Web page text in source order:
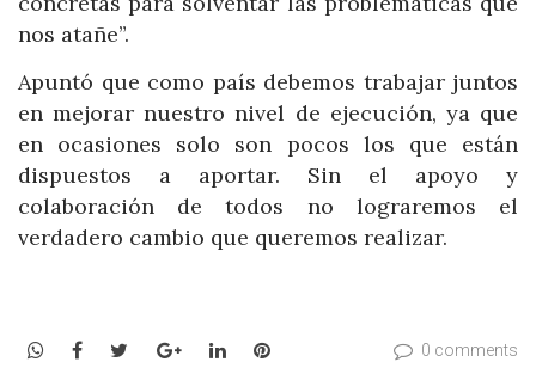
nos atañe”.
Apuntó que como país debemos trabajar juntos
en mejorar nuestro nivel de ejecución, ya que
en ocasiones solo son pocos los que están
dispuestos a aportar. Sin el apoyo y
colaboración de todos no lograremos el
verdadero cambio que queremos realizar.
WhatsApp
Facebook
TwitterGoogle+LinkedInPinterest 0 comments